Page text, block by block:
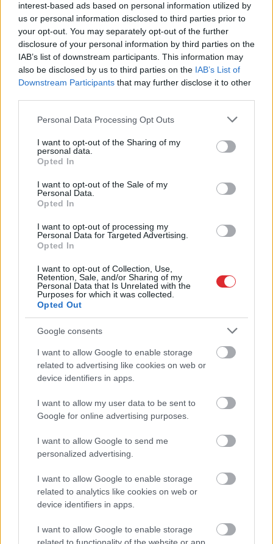
interest-based ads based on personal information utilized by
us or personal information disclosed to third parties prior to
your opt-out. You may separately opt-out of the further
disclosure of your personal information by third parties on the
IAB’s list of downstream participants. This information may
also be disclosed by us to third parties on the IAB’s List of
Downstream Participants that may further disclose it to other
Please note that this website/app uses one or more Google
not limited to your visit or usage behaviour. You may click to
grant or deny consent to Google and its third-party tags to
use your data for below specified purposes in below Google
consent section.
Personal Data Processing Opt Outs
I want to opt-out of the Sharing of my
personal data.
Opted In
I want to opt-out of the Sale of my
Personal Data.
Opted In
I want to opt-out of processing my
Personal Data for Targeted Advertising.
Opted In
I want to opt-out of Collection, Use,
Retention, Sale, and/or Sharing of my
Personal Data that Is Unrelated with the
Purposes for which it was collected.
Opted Out
Google consents
I want to allow Google to enable storage
related to advertising like cookies on web or
device identifiers in apps.
I want to allow my user data to be sent to
Google for online advertising purposes.
I want to allow Google to send me
personalized advertising.
I want to allow Google to enable storage
related to analytics like cookies on web or
device identifiers in apps.
I want to allow Google to enable storage
“AiziesPutins, nāks cits
tāds pats preteklis.”
Slaidiņš skaidro, kāpēc
Kremļa saimnieka
nomaiņa neko neatrisinātu
“Kas notiek!?”
masveidā ziņo par
problēmām ar
patvertnes alās: Eiropa
piedzīvo vasaru, kas
Atcelt Ziņot